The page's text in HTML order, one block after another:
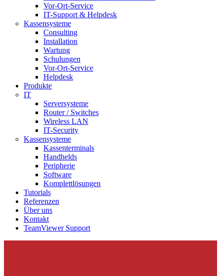
Vor-Ort-Service
IT-Support & Helpdesk
Kassensysteme
Consulting
Installation
Wartung
Schulungen
Vor-Ort-Service
Helpdesk
Produkte
IT
Serversysteme
Router / Switches
Wireless LAN
IT-Security
Kassensysteme
Kassenterminals
Handhelds
Peripherie
Software
Komplettlösungen
Tutorials
Referenzen
Über uns
Kontakt
TeamViewer Support